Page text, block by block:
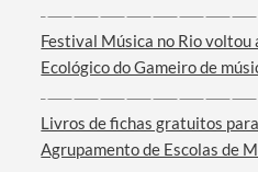
Festival Música no Rio voltou
Ecológico do Gameiro de
Livros de fichas gratuitos
Agrupamento de Escolas de